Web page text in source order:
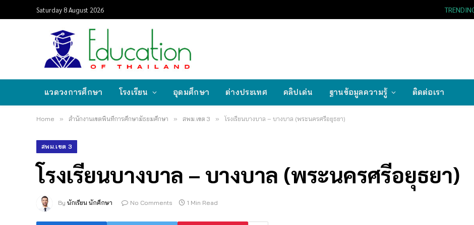
Saturday 8 August 2026
แวดวงการศึกษา โรงเรียน อุดมศึกษา ต่างประเทศ คลิปเด่น ฐานข้อมูลความรู้ ติดต่อเรา
Home » สำนักงานเขตพื้นที่การศึกษามัธยมศึกษา » สพม.เขต 3 » โรงเรียนบางบาล – บางบาล (พระนครศรีอยุธยา)
สพม.เขต 3
โรงเรียนบางบาล – บางบาล (พระนครศรีอยุธยา)
By นักเรียน นักศึกษา No Comments 1 Min Read